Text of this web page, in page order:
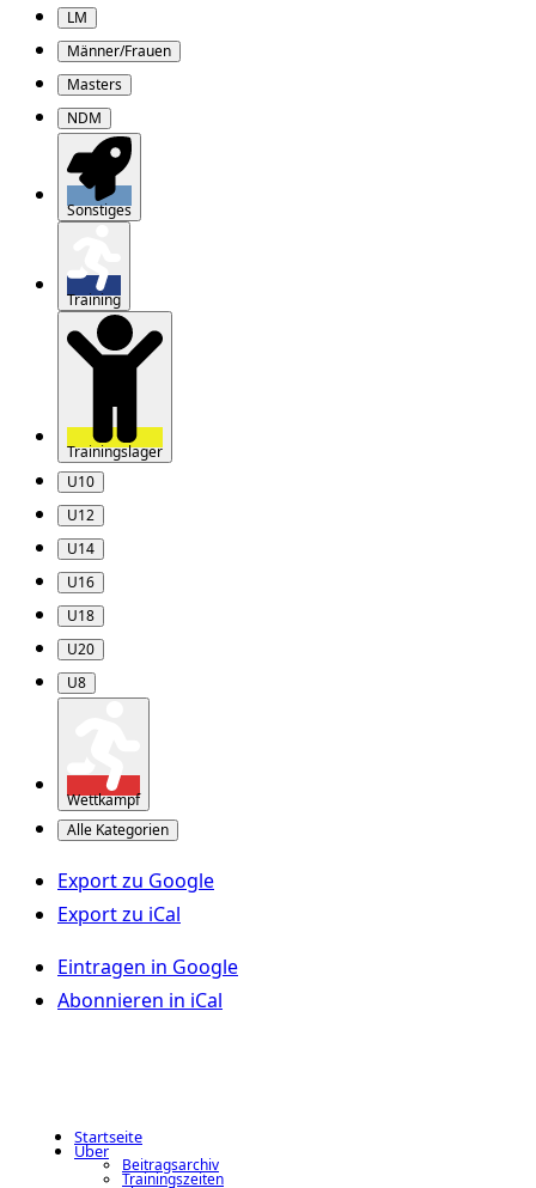
LM
Männer/Frauen
Masters
NDM
Sonstiges
Training
Trainingslager
U10
U12
U14
U16
U18
U20
U8
Wettkampf
Alle Kategorien
Export zu Google
Export zu iCal
Eintragen in Google
Abonnieren in iCal
Startseite
Über
Beitragsarchiv
Trainingszeiten